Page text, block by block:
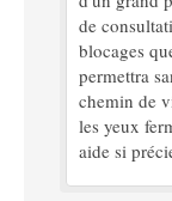
de
blocages
permettra
chemin de
les yeux
aide si